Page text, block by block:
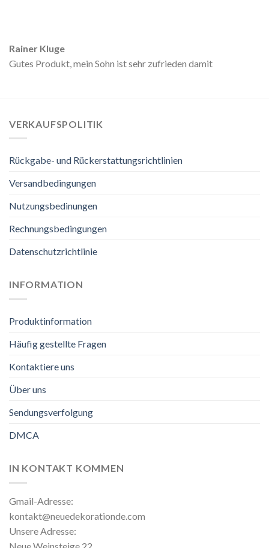
Rainer Kluge
Gutes Produkt, mein Sohn ist sehr zufrieden damit
VERKAUFSPOLITIK
Rückgabe- und Rückerstattungsrichtlinien
Versandbedingungen
Nutzungsbedinungen
Rechnungsbedingungen
Datenschutzrichtlinie
INFORMATION
Produktinformation
Häufig gestellte Fragen
Kontaktiere uns
Über uns
Sendungsverfolgung
DMCA
IN KONTAKT KOMMEN
Gmail-Adresse:
kontakt@neuedekorationde.com
Unsere Adresse:
Neue Weinsteige 22